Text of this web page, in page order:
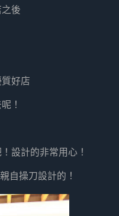
後
好店
！
設計的非常用心！
自操刀設計的！